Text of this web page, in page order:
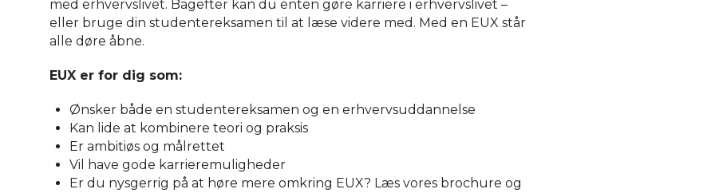
med erhvervslivet. Bagefter kan du enten gøre karriere i erhvervslivet –
eller bruge din studentereksamen til at læse videre med. Med en EUX står
alle døre åbne.
EUX er for dig som:
Ønsker både en studentereksamen og en erhvervsuddannelse
Kan lide at kombinere teori og praksis
Er ambitiøs og målrettet
Vil have gode karrieremuligheder
Er du nysgerrig på at høre mere omkring EUX? Læs vores brochure og